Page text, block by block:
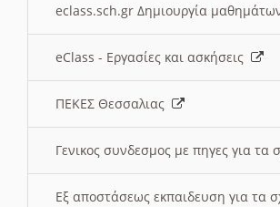
eclass.sch.gr Δημιουργία
eClass - Εργασίες και ασκήσεις
ΠΕΚΕΣ Θεσσαλιας
Γενικος συνδεσμος με πηγες για τα
Εξ αποστάσεως εκπαιδευση για τα